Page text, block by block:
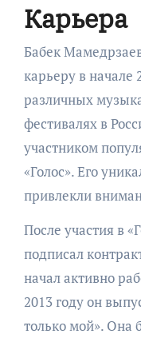
Карьера
Бабек
карьеру в начале
различных
фестивалях в
участником
«Голос». Его
привлекли
После участия в
подписал
начал активно
2013 году он
только мой». Она